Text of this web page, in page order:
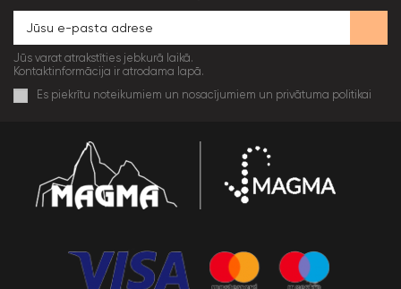
Jūs varat atrakstīties jebkurā laikā.
Kontaktinformācija ir atrodama lapā.
Es piekrītu noteikumiem un nosacījumiem un privātuma politikai